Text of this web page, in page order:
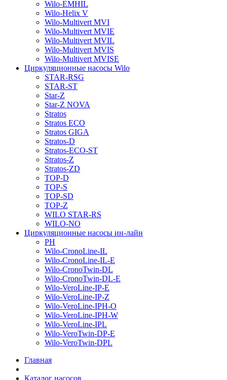
Wilo-EMHIL
Wilo-Helix V
Wilo-Multivert MVI
Wilo-Multivert MVIE
Wilo-Multivert MVIL
Wilo-Multivert MVIS
Wilo-Multivert MVISE
Циркуляционные насосы Wilo
STAR-RSG
STAR-ST
Star-Z
Star-Z NOVA
Stratos
Stratos ECO
Stratos GIGA
Stratos-D
Stratos-ECO-ST
Stratos-Z
Stratos-ZD
TOP-D
TOP-S
TOP-SD
TOP-Z
WILO STAR-RS
WILO-NO
Циркуляционные насосы ин-лайн
PH
Wilo-CronoLine-IL
Wilo-CronoLine-IL-E
Wilo-CronoTwin-DL
Wilo-CronoTwin-DL-E
Wilo-VeroLine-IP-E
Wilo-VeroLine-IP-Z
Wilo-VeroLine-IPH-O
Wilo-VeroLine-IPH-W
Wilo-VeroLine-IPL
Wilo-VeroTwin-DP-E
Wilo-VeroTwin-DPL
Главная
Каталог насосов